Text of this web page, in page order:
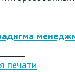
печати